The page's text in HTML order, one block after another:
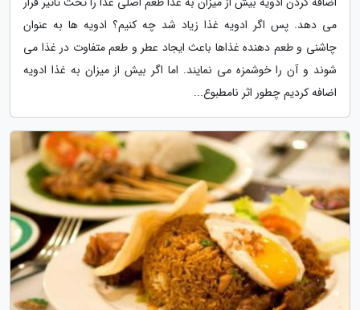
می دهد. پس اگر ادویه غذا زیاد شد چه کنیم؟ ادویه ها به عنوان
چاشنی و طعم دهنده غذاها باعث ایجاد عطر و طعم متفاوت در غذا می
شوند و آن را خوشمزه می نمایند. اما اگر بیش از میزان به غذا ادویه
اضافه کردیم چطور اثر نامطبوع...